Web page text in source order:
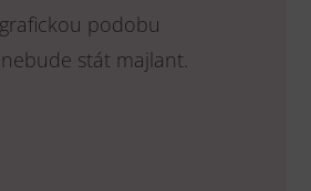
podobu
stát majlant.